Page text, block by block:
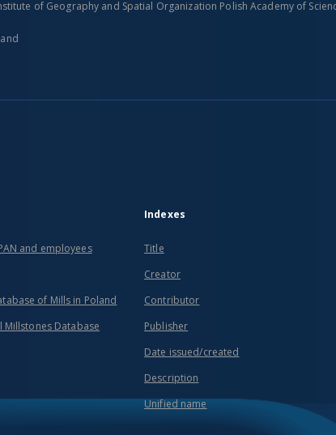
of Geography and Spatial Organization Polish Academy of
and employees
of Mills in Poland
Millstones Database
Indexes
Title
Creator
Contributor
Publisher
Date issued/created
Description
Unified name